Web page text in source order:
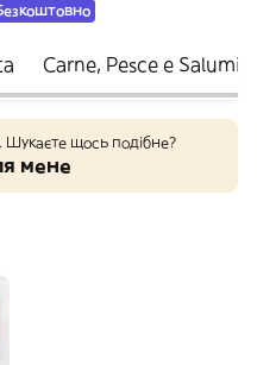
Carne, Pesce e Salumi
Шукаєте щось подібне?
мене